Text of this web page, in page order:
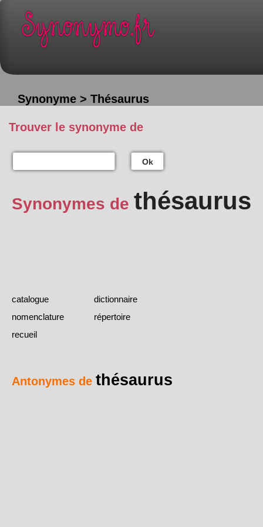
Synonyme > Thésaurus
Trouver le synonyme de
Ok
Synonymes de thésaurus
catalogue
dictionnaire
nomenclature
répertoire
recueil
Antonymes de thésaurus